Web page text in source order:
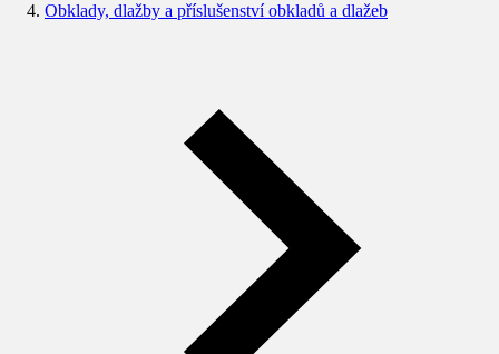
Obklady, dlažby a příslušenství obkladů a dlažeb